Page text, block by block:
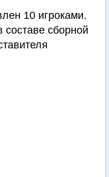
10 игроками.
сборной